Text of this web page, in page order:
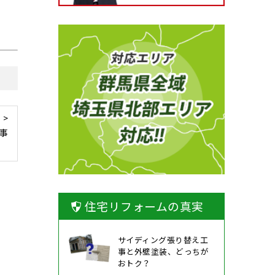
>
住宅リフォームの真実
サイディング張り替え工
事と外壁塗装、どっちが
おトク？